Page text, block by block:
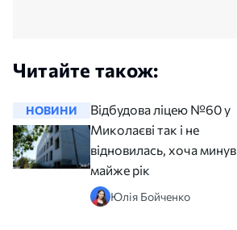
Читайте також:
НОВИНИ
Відбудова ліцею №60 у
Миколаєві так і не
відновилась, хоча минув
майже рік
Юлія Бойченко